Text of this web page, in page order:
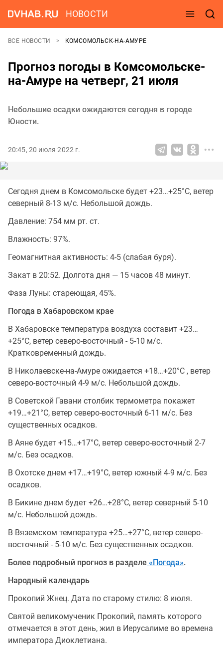
НОВОСТИ
ВСЕ НОВОСТИ КОМСОМОЛЬСК-НА-АМУРЕ
Прогноз погоды в Комсомольске-
на-Амуре на четверг, 21 июля
Небольшие осадки ожидаются сегодня в городе
Юности.
20:45, 20 июля 2022 г.
Сегодня днем в Комсомольске будет +23…+25°C, ветер
северный 8-13 м/с. Небольшой дождь.
Давление: 754 мм рт. ст.
Влажность: 97%.
Геомагнитная активность: 4-5 (слабая буря).
Закат в 20:52. Долгота дня — 15 часов 48 минут.
Фаза Луны: стареющая, 45%.
Погода в Хабаровском крае
В Хабаровске температура воздуха составит +23…
+25°C, ветер северо-восточный - 5-10 м/с.
Кратковременный дождь.
В Николаевске-на-Амуре ожидается +18…+20°C , ветер
северо-восточный 4-9 м/с. Небольшой дождь.
В Советской Гавани столбик термометра покажет
+19…+21°C, ветер северо-восточный 6-11 м/с. Без
существенных осадков.
В Аяне будет +15…+17°C, ветер северо-восточный 2-7
м/с. Без осадков.
В Охотске днем +17…+19°C, ветер южный 4-9 м/с. Без
осадков.
В Бикине днем будет +26…+28°C, ветер северный 5-10
м/с. Небольшой дождь.
В Вяземском температура +25…+27°C, ветер северо-
восточный - 5-10 м/с. Без существенных осадков.
Более подробный прогноз в разделе «Погода».
Народный календарь
Прокопий Жнец. Дата по старому стилю: 8 июля.
Святой великомученик Прокопий, память которого
отмечается в этот день, жил в Иерусалиме во времена
императора Диоклетиана.